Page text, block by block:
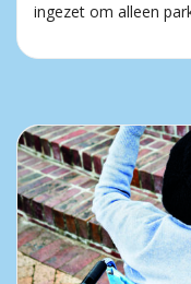
ingezet om alleen